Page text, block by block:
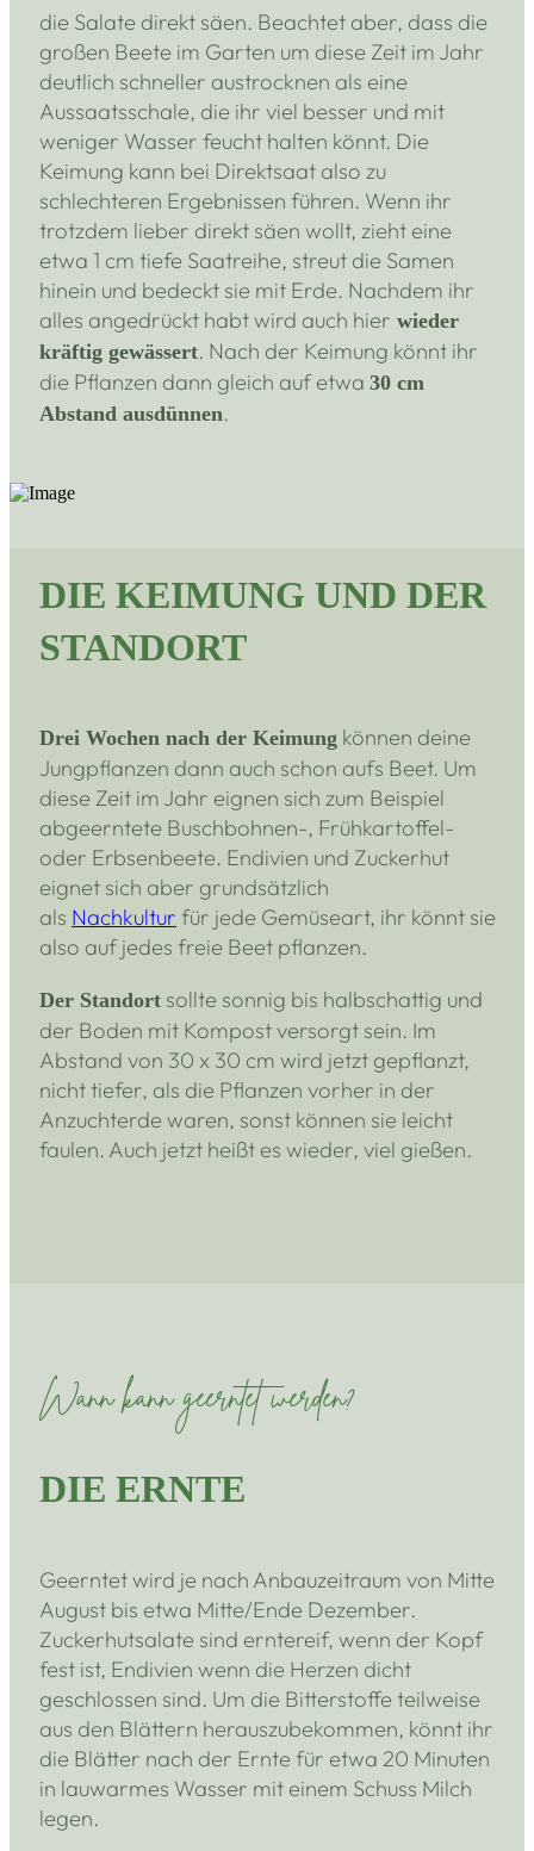
die Salate direkt säen. Beachtet aber, dass die
großen Beete im Garten um diese Zeit im Jahr
deutlich schneller austrocknen als eine
Aussaatsschale, die ihr viel besser und mit
weniger Wasser feucht halten könnt. Die
Keimung kann bei Direktsaat also zu
schlechteren Ergebnissen führen. Wenn ihr
trotzdem lieber direkt säen wollt, zieht eine
etwa 1 cm tiefe Saatreihe, streut die Samen
hinein und bedeckt sie mit Erde. Nachdem ihr
alles angedrückt habt wird auch hier wieder
kräftig gewässert. Nach der Keimung könnt ihr
die Pflanzen dann gleich auf etwa 30 cm
Abstand ausdünnen.
DIE KEIMUNG UND DER
STANDORT
Drei Wochen nach der Keimung können deine
Jungpflanzen dann auch schon aufs Beet. Um
diese Zeit im Jahr eignen sich zum Beispiel
abgeerntete Buschbohnen-, Frühkartoffel-
oder Erbsenbeete. Endivien und Zuckerhut
eignet sich aber grundsätzlich
als Nachkultur für jede Gemüseart, ihr könnt sie
also auf jedes freie Beet pflanzen.
Der Standort sollte sonnig bis halbschattig und
der Boden mit Kompost versorgt sein. Im
Abstand von 30 x 30 cm wird jetzt gepflanzt,
nicht tiefer, als die Pflanzen vorher in der
Anzuchterde waren, sonst können sie leicht
faulen. Auch jetzt heißt es wieder, viel gießen.
Wann kann geerntet werden?
DIE ERNTE
Geerntet wird je nach Anbauzeitraum von Mitte
August bis etwa Mitte/Ende Dezember.
Zuckerhutsalate sind erntereif, wenn der Kopf
fest ist, Endivien wenn die Herzen dicht
geschlossen sind. Um die Bitterstoffe teilweise
aus den Blättern herauszubekommen, könnt ihr
die Blätter nach der Ernte für etwa 20 Minuten
in lauwarmes Wasser mit einem Schuss Milch
legen.